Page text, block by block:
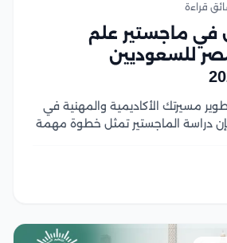
في ماجستير علم
للسعوديين
مسيرتك الأكاديمية والمهنية في
دراسة الماجستير تمثل خطوة مهمة
هذا المقال نستعرض...